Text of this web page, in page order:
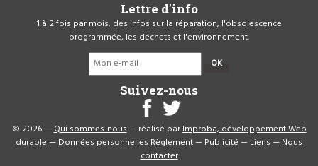
Lettre d'info
1 à 2 fois par mois, des infos sur la réparation, l'obsolescence
programmée, les déchets et l'environnement.
OK
Suivez-nous
© 2026 —Qui sommes-nous— réalisé parImproba, développement Web
durable—Données personnellesRèglement—Publicité—Liens—Nous
contacter